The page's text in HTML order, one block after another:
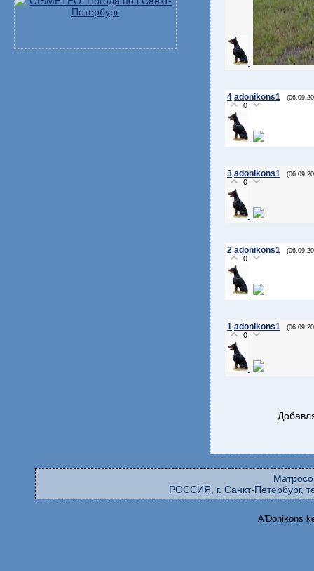
4 adonikons1
0
3 adonikons1
0
2 adonikons1
0
1 adonikons1
0
РОССИЯ, г. Санкт-Петербург,
A'Donikons